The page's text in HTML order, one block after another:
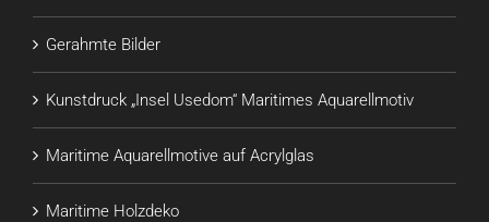
Gerahmte Bilder
Kunstdruck „Insel Usedom“ Maritimes Aquarellmotiv
Maritime Aquarellmotive auf Acrylglas
Maritime Holzdeko